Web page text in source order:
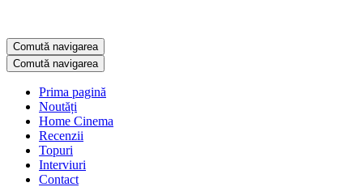
Comută navigarea
Comută navigarea
Prima pagină
Noutăți
Home Cinema
Recenzii
Topuri
Interviuri
Contact